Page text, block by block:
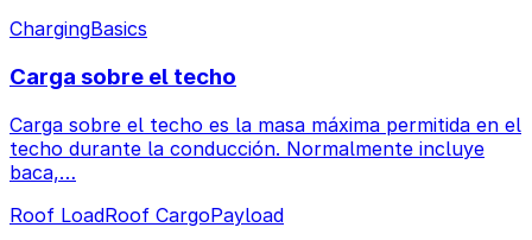
ChargingBasics
Carga sobre el techo
Carga sobre el techo es la masa máxima permitida en el
techo durante la conducción. Normalmente incluye
baca,…
Roof LoadRoof CargoPayload